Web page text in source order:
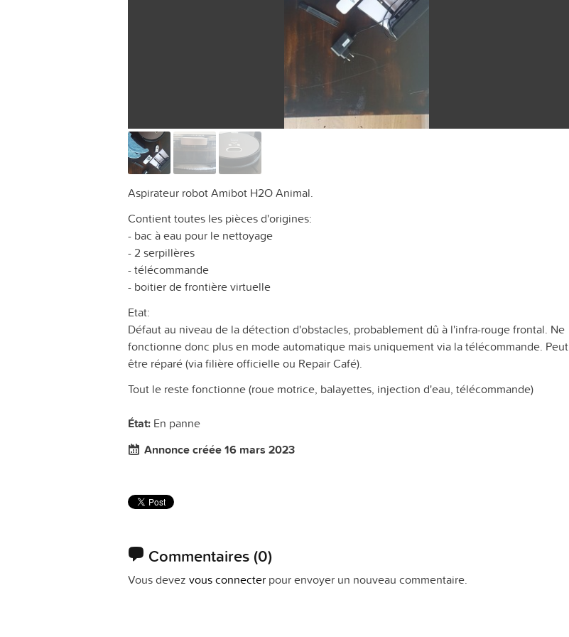
Aspirateur robot Amibot H2O Animal.
Contient toutes les pièces d'origines:
- bac à eau pour le nettoyage
- 2 serpillères
- télécommande
- boitier de frontière virtuelle
Etat:
Défaut au niveau de la détection d'obstacles, probablement dû à l'infra-rouge frontal. Ne
fonctionne donc plus en mode automatique mais uniquement via la télécommande. Peut
être réparé (via filière officielle ou Repair Café).
Tout le reste fonctionne (roue motrice, balayettes, injection d'eau, télécommande)
État: En panne
Annonce créée 16 mars 2023
Commentaires (0)
Vous devez vous connecter pour envoyer un nouveau commentaire.